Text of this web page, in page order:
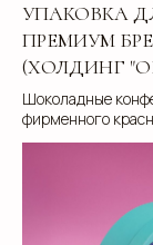
УПАКОВКА
ПРЕМИУМ
(ХОЛДИНГ
Шоколадные
фирменного